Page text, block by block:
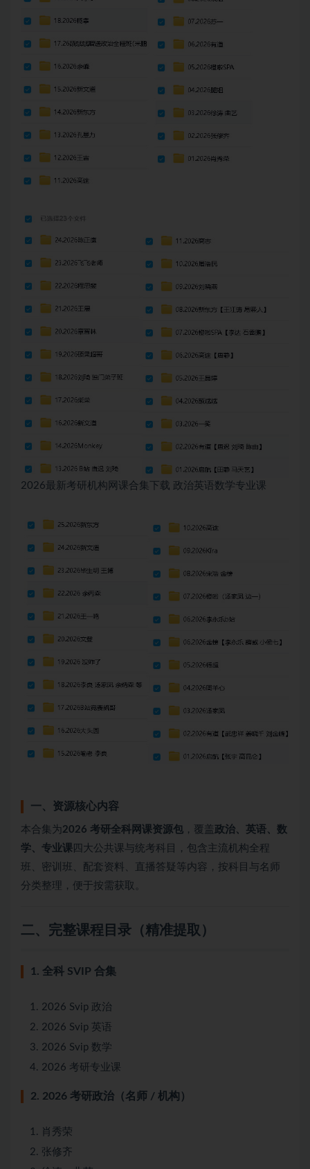
2026最新考研机构网课合集下载 政治英语数学专业课
一、资源核心内容
本合集为2026 考研全科网课资源包 ，覆盖 政治、英语、数
学、专业课 四大公共课与统考科目，包含主流机构全程
班、密训班、配套资料、直播答疑等内容，按科目与名师
分类整理，便于按需获取。
二、完整课程目录（精准提取）
1. 全科 SVIP 合集
2026 Svip 政治
2026 Svip 英语
2026 Svip 数学
2026 考研专业课
2. 2026 考研政治（名师 / 机构）
肖秀荣
张修齐